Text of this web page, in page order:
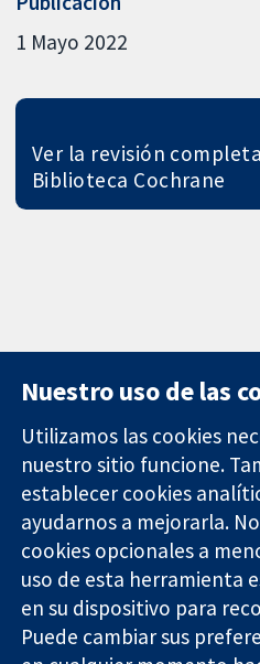
1 Mayo 2022
Ver la revisión
Biblioteca Cochrane
Evidencia fiable.
Decisiones
informadas.
Mejor salud.
11-13
Square
Londres
W1G 0AN
Reino
Nuestro uso de las
Utilizamos las cookies
nuestro sitio funcione.
establecer cookies
ayudarnos a mejorarla.
cookies opcionales a
uso de esta herramienta
en su dispositivo para
Puede cambiar sus